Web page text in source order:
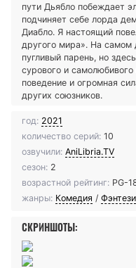
пути Дьябло побеждает
подчиняет себе лорда
Диабло. Я настоящий
другого мира». На самом
пугливый парень, но
сурового и
поведение и огромная
других союзников.
год: 2021
количество серий: 10
озвучили: AniLibria.TV
сезон: 2
возрастной рейтинг: PG-
жанры: Комедия / Фэнтези
СКРИНШОТЫ: